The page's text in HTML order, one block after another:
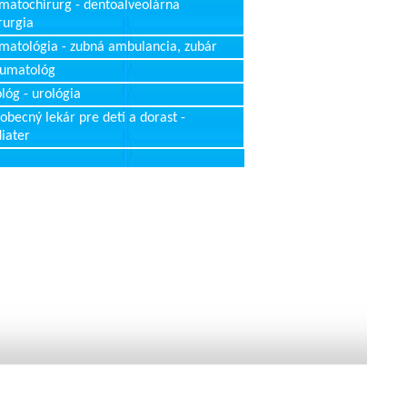
- dentoalveolárna
- zubná ambulancia, zubár
- urológia
lekár pre deti a dorast -